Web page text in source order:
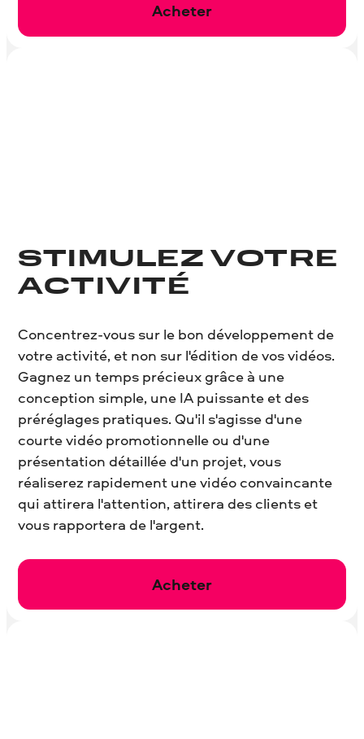
Acheter
STIMULEZ VOTRE
ACTIVITÉ
Concentrez-vous sur le bon développement de
votre activité, et non sur l'édition de vos vidéos.
Gagnez un temps précieux grâce à une
conception simple, une IA puissante et des
préréglages pratiques. Qu'il s'agisse d'une
courte vidéo promotionnelle ou d'une
présentation détaillée d'un projet, vous
réaliserez rapidement une vidéo convaincante
qui attirera l'attention, attirera des clients et
vous rapportera de l'argent.
Acheter